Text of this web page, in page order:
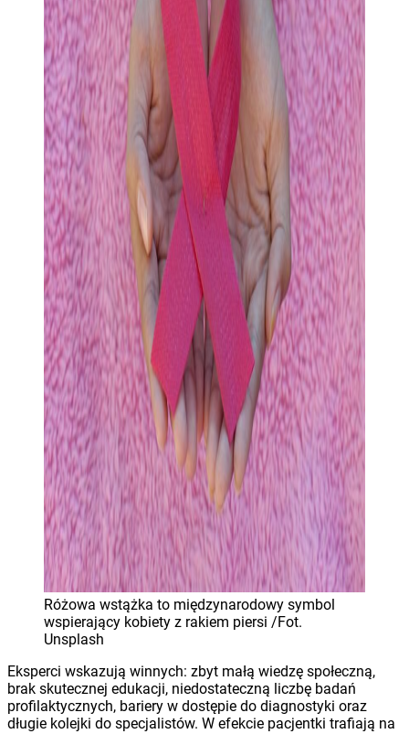
Różowa wstążka to międzynarodowy symbol
wspierający kobiety z rakiem piersi /Fot.
Unsplash
Eksperci wskazują winnych: zbyt małą wiedzę społeczną,
brak skutecznej edukacji, niedostateczną liczbę badań
profilaktycznych, bariery w dostępie do diagnostyki oraz
długie kolejki do specjalistów. W efekcie pacjentki trafiają na